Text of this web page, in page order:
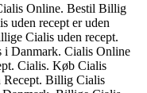
Online. Bestil Billig
uden recept er uden
Cialis uden recept.
Danmark. Cialis Online
Cialis. Køb Cialis
Recept. Billig Cialis